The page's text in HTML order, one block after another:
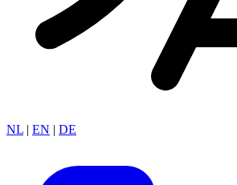
NL | EN | DE